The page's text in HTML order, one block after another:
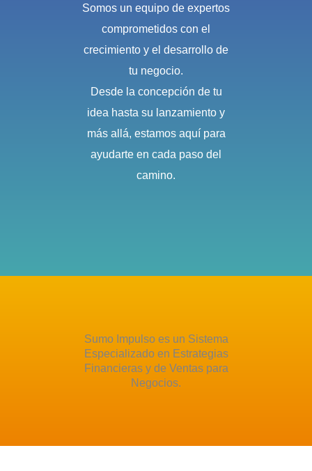
Somos un equipo de expertos
comprometidos con el
crecimiento y el desarrollo de
tu negocio.
Desde la concepción de tu
idea hasta su lanzamiento y
más allá, estamos aquí para
ayudarte en cada paso del
camino.
Sumo Impulso es un Sistema
Especializado en Estrategias
Financieras y de Ventas para
Negocios.